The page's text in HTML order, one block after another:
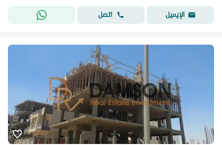
الإيميل
اتصل